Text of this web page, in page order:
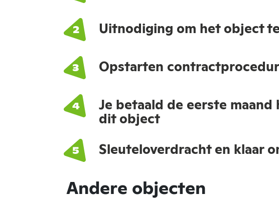
Uitnodiging om het object
Opstarten
Je betaald de eerste
dit object
Sleuteloverdracht en klaar
Andere objecten